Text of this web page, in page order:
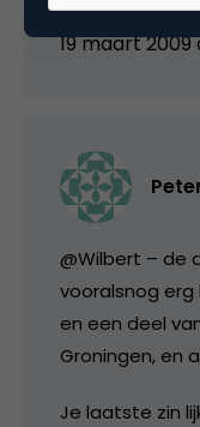
19 maart 2009
@Wilbert – de
vooralsnog erg
en een deel
Groningen, en
Je laatste zin